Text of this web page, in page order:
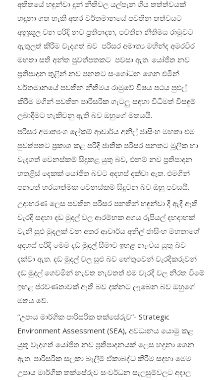
අතීතයේ හඳුන්වා දුන් නීතිවල යල්පැන ගිය තත්ත්වයක්
හඳුනා ගත හැකි අතර වර්තමානයේ පවතින තත්වයට
අනුකූල වන පරිදි නව ප්‍රතිපාදන, පවතින නීතිමය රාමුවට
ඇතුලත් කිරීම වැදගත් බව පරිසර අමාත්‍ය මහින්ද අමරවීර
මහතා සති අන්ත පුවත්පතකට පවසා ඇත. යෝජිත නව
ප්‍රතිපාදන තුළින් නව පනතට සංශෝධන ගෙන එමින්
වර්තමානයේ පවතින නීතිමය රාමුවේ විෂය පථය පුළුල්
කිරීම මගින් පවතින පාරිසරික ගැටලු සඳහා විධිමත් විසඳුම්
ලබාදීමට හැකිවනු ඇති බව ඔහුගේ මතයයි.
පරිසර අමාත්‍යංශ ලේකම් ආචාර්ය අනිල් ජාසිංහ මහතා එම
පුවත්පතට ප්‍රකාශ කළ පරිදි ජාතික පරිසර පනතට මූලික හා
වැදගත් වෙනස්කම් සිදුකළ යුතු බව, එනම් නව ප්‍රතිපාදන
හතළිස් දෙකක් යෝජිත බවට අදහස් දක්වා ඇත. එමගින්
පනතේ හරයාත්මක වෙනස්කම් සිදුවන බව ඔහු පවසයි.
උදාහරණ ලෙස පවතින පරිසර පනතින් හඳුන්වා දී ඇදී ඇති
වැරදි සදහා දඩ මුදල් වල ආරම්භක අගය රුපියල් දහදාහක්
වැනි සුළු මුදලක් වන අතර ආචාර්ය අනිල් ජාසිංහ මහතාගේ
අදහස් පරිදි මෙම දඩ මුදල් සීමාව ඉහළ නැංවිය යුතු බව
දක්වා ඇත. දඩ මුදල් වල සුළු බව හේතුවෙන් වැරදිකරුවන්
දඩ මුදල් ගෙවමින් නැවත නැවතත් එම වැරදි වල නිරත වීමේ
ඉහළ ප්රවණතාවක් ඇති බව දක්නට ලැබෙන බව ඔහුගේ
මතය වේ.
“උපාය මාර්ගික පාරිසරික තක්සේරුව”- Strategic
Environment Assessment (SEA), අවධානය යොමු කළ
යුතු වැදගත් යෝජිත නව ප්‍රතිපාදනයක් ලෙස හදුනා ගෙන
ඇත. පාරිසරික සලකා බැලීම් ඒකාබද්ධ කිරීම සදහා මෙම
උපාය මාර්ගික තක්සේරුව සංවර්ධන සැලසුම්වලට අදාල